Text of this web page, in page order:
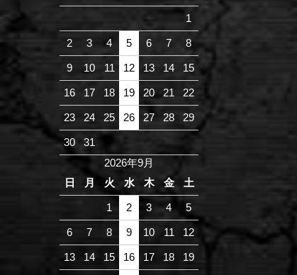
1
2 3 4 5 6 7 8
9 10 11 12 13 14 15
16 17 18 19 20 21 22
23 24 25 26 27 28 29
30
31
2026年9月
日
月 火 水 木 金 土
1 2 3 4 5
6 7 8 9 10 11 12
13 14 15 16 17 18 19